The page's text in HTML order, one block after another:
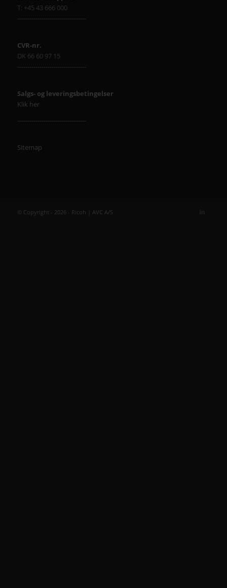
T: +45 43 666 000
----------------------------------
CVR-nr.
DK 66 60 97 15
----------------------------------
Salgs- og leveringsbetingelser
Klik her
----------------------------------
Sitemap
© Copyright - 2026 - Ricoh | AVC A/S